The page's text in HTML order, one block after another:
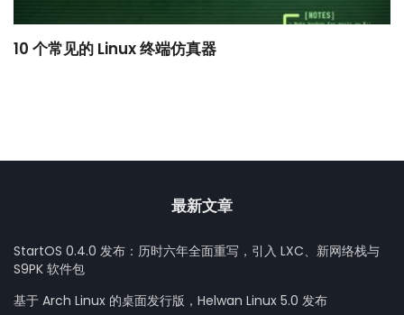
10 个常见的 Linux 终端仿真器
最新文章
StartOS 0.4.0 发布：历时六年全面重写，引入 LXC、新网络栈与
S9PK 软件包
基于 Arch Linux 的桌面发行版，Helwan Linux 5.0 发布